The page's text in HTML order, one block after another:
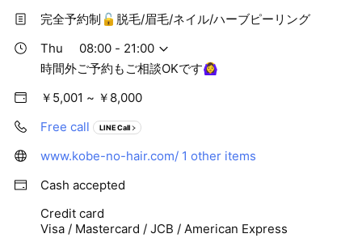
完全予約制🔓脱毛/眉毛/ネイル/ハーブピーリング
Thu
08:00 - 21:00
時間外ご予約もご相談OKです🙆‍♀️
￥5,001 ~ ￥8,000
Free call
LINE Call
www.kobe-no-hair.com/ 1 other items
Cash accepted
Credit card
Visa / Mastercard / JCB / American Express